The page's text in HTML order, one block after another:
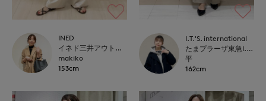
INED
イネド三井アウトレットパーク多摩南大沢店
makiko
153cm
I.T.'S. international
たまプラーザ東急I.T.'S.international
平
162cm